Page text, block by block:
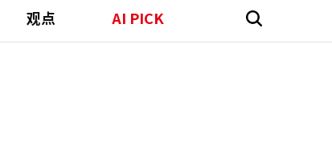
观点 AI PICK 搜